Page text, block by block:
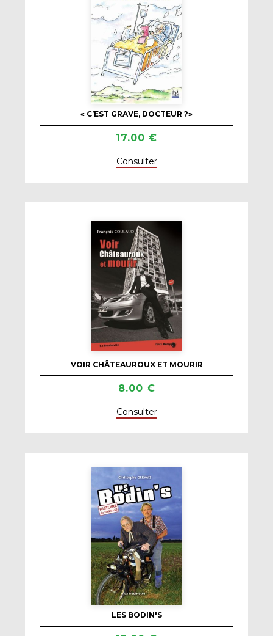
« C’EST GRAVE, DOCTEUR ?»
17.00 €
Consulter
VOIR CHÂTEAUROUX ET MOURIR
8.00 €
Consulter
LES BODIN'S